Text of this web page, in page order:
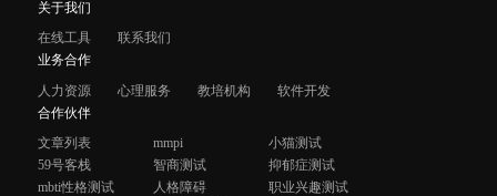
关于我们
在线工具
联系我们
业务合作
人力资源
心理服务 教培机构
软件开发
合作伙伴
文章列表
mmpi
小猫测试
59号客栈
智商测试
抑郁症测试
mbti性格测试
人格障碍
职业兴趣测试